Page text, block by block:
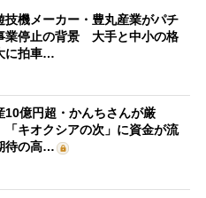
技機メーカー・豊丸産業がパチ
業停止の背景 大手と中小の格
に拍車…
10億円超・かんちさんが厳
「キオクシアの次」に資金が流
待の高…